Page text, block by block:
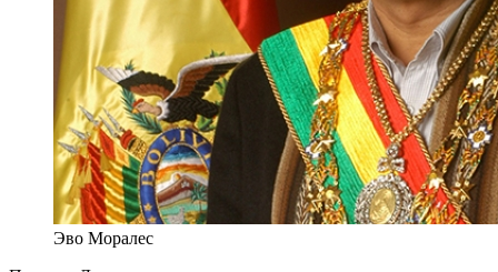
Эво Моралес